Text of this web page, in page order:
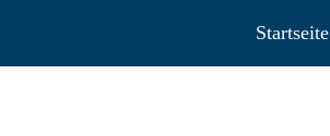
Startseite